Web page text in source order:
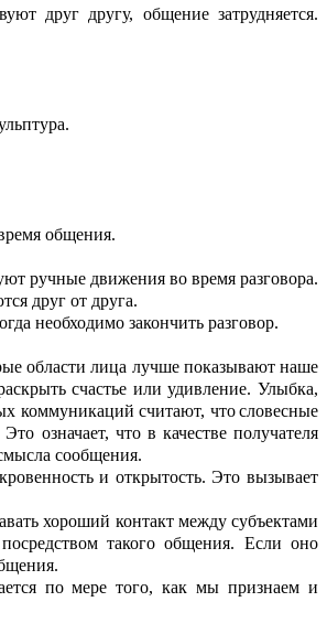
друг другу, общениезатрудняется.
общения.
ручные движения во время разговора.
друг от друга.
необходимо закончить разговор.
области лица лучше показывают наше
счастье или удивление. Улыбка,
коммуникаций считают, что словесные
Это означает, что в качестве получателя
сообщения.
и открытость. Это вызывает
хороший контакт между субъектами
такого общения. Если оно
ения.
по мере того, как мы признаем и